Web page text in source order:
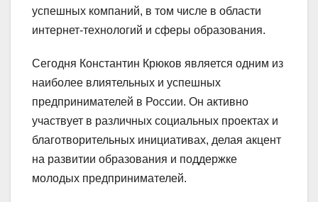
успешных компаний, в том числе в области
интернет-технологий и сферы образования.
Сегодня Константин Крюков является одним из
наиболее влиятельных и успешных
предпринимателей в России. Он активно
участвует в различных социальных проектах и
благотворительных инициативах, делая акцент
на развитии образования и поддержке
молодых предпринимателей.